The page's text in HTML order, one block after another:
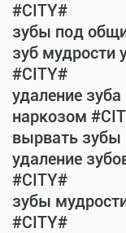
#CITY#
зубы под
зуб мудрости
#CITY#
удаление
наркозом
вырвать зубы
удаление
#CITY#
зубы
#CITY#